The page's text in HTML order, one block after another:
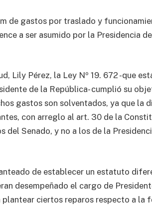
de gastos por traslado y
a ser asumido por la Presidencia
Lily Pérez, la Ley Nº 19. 672 -que
de la República- cumplió su
gastos son solventados, ya que la
con arreglo al art. 30 de la
del Senado, y no a los de la
de establecer un estatuto
desempeñado el cargo de
ciertos reparos respecto a la